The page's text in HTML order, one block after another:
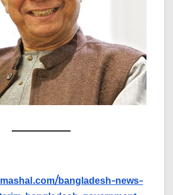
bangladesh-news-